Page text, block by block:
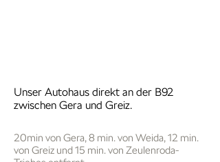
Unser Autohaus direkt an der B92
zwischen Gera und Greiz.
20min von Gera, 8 min. von Weida, 12 min.
von Greiz und 15 min. von Zeulenroda-